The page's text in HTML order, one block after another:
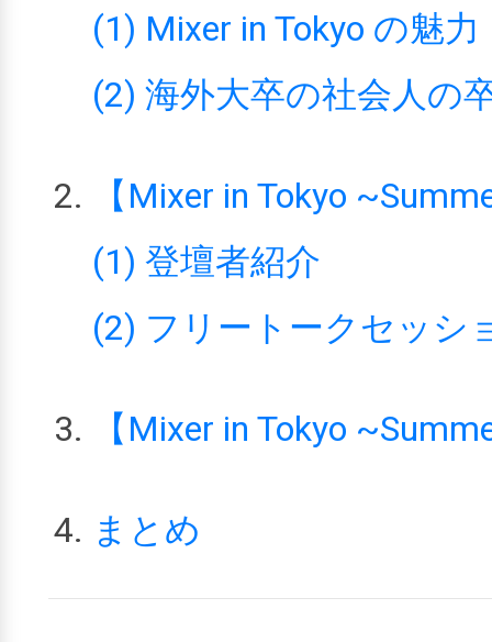
(1) Mixer in Tokyo の魅力
(2) 海外大卒の社会人の
【Mixer in Tokyo
(1) 登壇者紹介
(2) フリートークセッシ
【Mixer in Tokyo
まとめ